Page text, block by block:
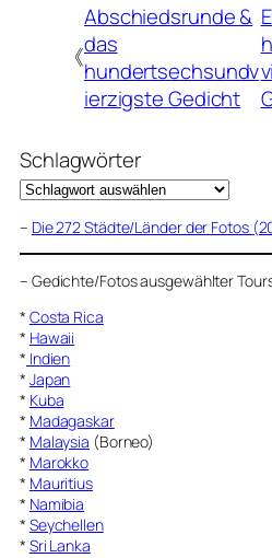
《
Abschiedsrunde &
das
hundertsechsundv
ierzigste Gedicht
Schlagwörter
– Die 272 Städte/Länder der Fotos
– Gedichte/Fotos ausgewählter
* Costa Rica
* Hawaii
* Indien
* Japan
* Kuba
* Madagaskar
* Malaysia (Borneo)
* Marokko
* Mauritius
* Namibia
* Seychellen
* Sri Lanka